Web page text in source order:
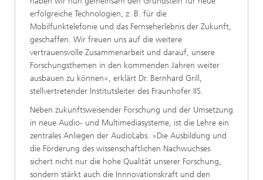
erfolgreiche Technologien, z. B. für die
Mobilfunktelefonie und das Fernseherlebnis der Zukunft,
geschaffen. Wir freuen uns auf die weitere
vertrauensvolle Zusammenarbeit und darauf, unsere
Forschungsthemen in den kommenden Jahren weiter
ausbauen zu können«, erklärt Dr. Bernhard Grill,
stellvertretender Institutsleiter des Fraunhofer IIS.
Neben zukunftsweisender Forschung und der Umsetzung
in neue Audio- und Multimediasysteme, ist die Lehre ein
zentrales Anliegen der AudioLabs. »Die Ausbildung und
die Förderung des wissenschaftlichen Nachwuchses
sichert nicht nur die hohe Qualität unserer Forschung,
sondern stärkt auch die Innnovationskraft und den